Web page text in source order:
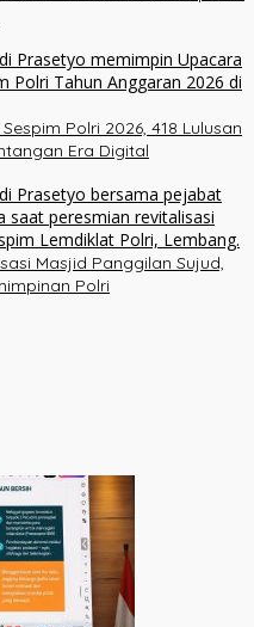
Polri 2026, 418 Lulusan
Era Digital
Masjid Panggilan Sujud,
Polri